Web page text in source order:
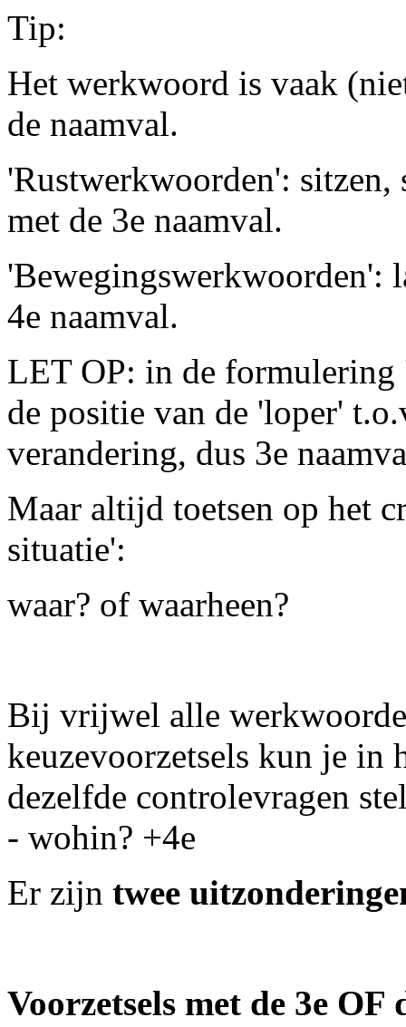
Tip:
Het werkwoord is vaak
de naamval.
'Rustwerkwoorden': sitzen,
met de 3e naamval.
'Bewegingswerkwoorden':
4e naamval.
LET OP: in de
de positie van de 'loper'
verandering, dus 3e
Maar altijd toetsen op het
situatie':
waar? of waarheen?
Bij vrijwel alle
keuzevoorzetsels kun je in
dezelfde controlevragen
- wohin? +4e
Er zijn twee
Voorzetsels met de 3e OF